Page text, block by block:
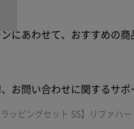
にあわせて、おすすめの商
お問い合わせに関するサポ
ラッピングセット SS】リファハ